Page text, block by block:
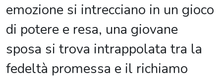
emozione si intrecciano in un gioco
di potere e resa, una giovane
sposa si trova intrappolata tra la
fedeltà promessa e il richiamo